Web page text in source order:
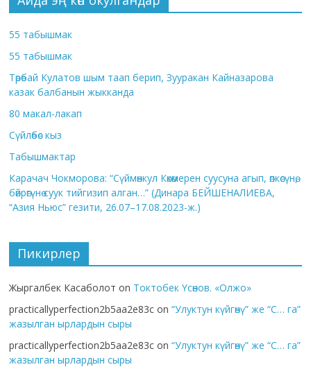
55 табышмак
55 табышмак
Төрөбай Кулатов шым таап берип, Зууракан Кайназарова
казак балбанын жыкканда
80 макал-лакап
Сүйлөбөс кыз
Табышмактар
Карачач Чокморова: “Сүймөнкул Көкөмерен суусуна агып, өпкөсүнө,
бөйрөгүнө суук тийгизип алган…” (Динара БЕЙШЕНАЛИЕВА,
“Азия Ньюс” гезити, 26.07–17.08.2023-ж.)
Пикирлер
Жыргалбек Касаболот on Токтобек Үсөнов. «Олжо»
practicallyperfection2b5aa2e83c on“Улуктун күйгөнү” же “С… га”
жазылган ырлардын сыры
practicallyperfection2b5aa2e83c on“Улуктун күйгөнү” же “С… га”
жазылган ырлардын сыры